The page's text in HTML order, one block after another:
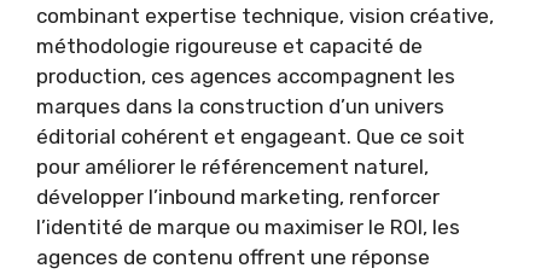
combinant expertise technique, vision créative,
méthodologie rigoureuse et capacité de
production, ces agences accompagnent les
marques dans la construction d’un univers
éditorial cohérent et engageant. Que ce soit
pour améliorer le référencement naturel,
développer l’inbound marketing, renforcer
l’identité de marque ou maximiser le ROI, les
agences de contenu offrent une réponse